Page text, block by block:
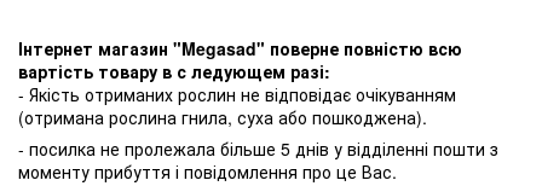
Інтернет магазин "Megasad" поверне повністю всю
вартість товару в с ледующем разі:
- Якість отриманих рослин не відповідає очікуванням
(отримана рослина гнила, суха або пошкоджена).
- посилка не пролежала більше 5 днів у відділенні пошти з
моменту прибуття і повідомлення про це Вас.